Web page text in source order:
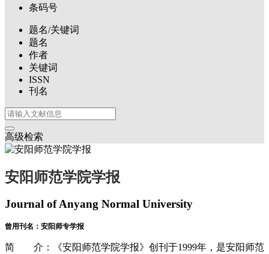
条码号
题名/关键词
题名
作者
关键词
ISSN
刊名
高级检索
安阳师范学院学报
Journal of Anyang Normal University
曾用刊名：安阳师专学报
简 介：《安阳师范学院学报》创刊于1999年，是安阳师范